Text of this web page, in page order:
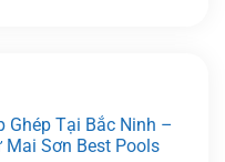
Ghép Tại Bắc Ninh –
Sơn Best Pools